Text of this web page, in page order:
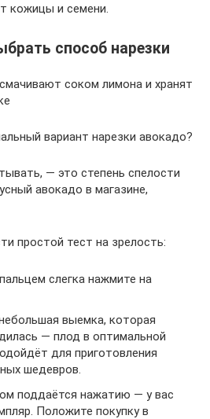
кожицы и семени.
способ нарезки
соком лимона и хранят
вариант нарезки авокадо?
— это степень спелости
авокадо в магазине,
простой тест на зрелость:
слегка нажмите на
выемка, которая
— плод в оптимальной
для приготовления
шедевров.
поддаётся нажатию — у вас
Положите покупку в